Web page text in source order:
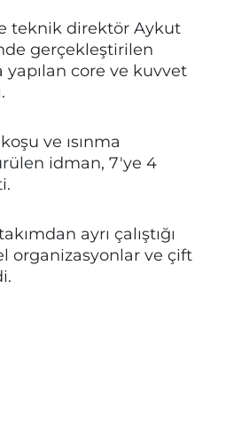
teknik direktör Aykut
gerçekleştirilen
core ve kuvvet
ve ısınma
idman, 7'ye 4
ayrı çalıştığı
organizasyonlar ve çift